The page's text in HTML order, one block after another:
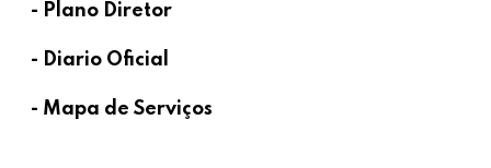
- Plano Diretor
- Diario Oficial
- Mapa de Serviços